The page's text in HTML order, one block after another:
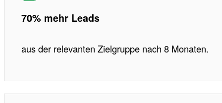
70% mehr Leads
aus der relevanten Zielgruppe nach 8 Monaten.